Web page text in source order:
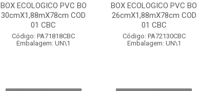
BOX ECOLOGICO PVC BO
30cmX1,88mX78cm COD
01 CBC
Código: PA71818CBC
Embalagem: UN\1
BOX ECOLOGICO PVC BO
26cmX1,88mX78cm COD
01 CBC
Código: PA72130CBC
Embalagem: UN\1